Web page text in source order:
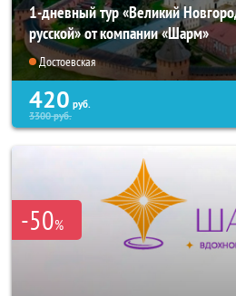
1-дневный тур «Великий
русской» от компании «Шарм»
Достоевская
420 руб.
3300руб.
-50%